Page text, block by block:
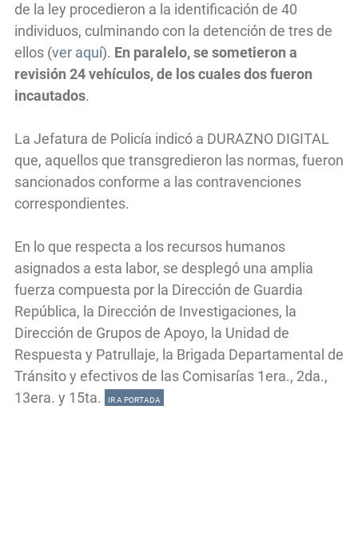
de la ley procedieron a la identificación de 40
individuos, culminando con la detención de tres de
ellos (ver aquí). En paralelo, se sometieron a
revisión 24 vehículos, de los cuales dos fueron
incautados.
La Jefatura de Policía indicó a DURAZNO DIGITAL
que, aquellos que transgredieron las normas, fueron
sancionados conforme a las contravenciones
correspondientes.
En lo que respecta a los recursos humanos
asignados a esta labor, se desplegó una amplia
fuerza compuesta por la Dirección de Guardia
República, la Dirección de Investigaciones, la
Dirección de Grupos de Apoyo, la Unidad de
Respuesta y Patrullaje, la Brigada Departamental de
Tránsito y efectivos de las Comisarías 1era., 2da.,
13era. y 15ta.
IR A PORTADA